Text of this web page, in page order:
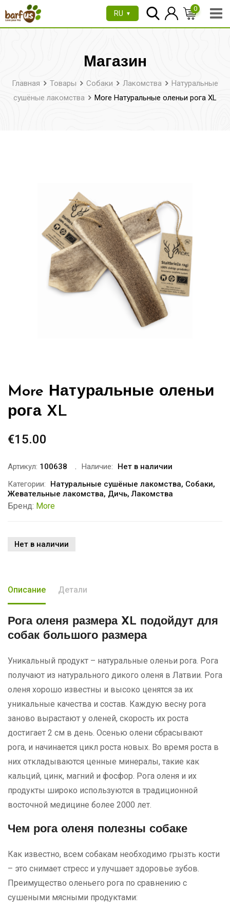
Перейти
RU ▼
0
Магазин
Главная Товары Собаки Лакомства
Натуральные
сушёные лакомства
More Натуральные оленьи рога XL
More Натуральные оленьи
рога XL
€15.00
Артикул: 100638 Наличие:
Нет в наличии
Категории:
Натуральные сушёные лакомства, Собаки,
Жевательные лакомства, Дичь, Лакомства
Бренд: More
Нет в наличии
Описание Детали
Рога оленя размера XL подойдут для
собак большого размера
Уникальный продукт – натуральные оленьи рога. Рога
получают из натурального дикого оленя в Латвии. Рога
оленя хорошо известны и высоко ценятся за их
уникальные качества и состав. Каждую весну рога
заново вырастают у оленей, скорость их роста
достигает 2 см в день. Осенью олени сбрасывают
рога, и начинается цикл роста новых. Во время роста в
них откладываются ценные минералы, такие как
кальций, цинк, магний и фосфор. Рога оленя и их
продукты широко используются в традиционной
восточной медицине более 2000 лет.
Чем рога оленя полезны собаке
Как известно, всем собакам необходимо грызть кости
– это снимает стресс и улучшает здоровье зубов.
Преимущество оленьего рога по сравнению с
сушеными мясными продуктами: